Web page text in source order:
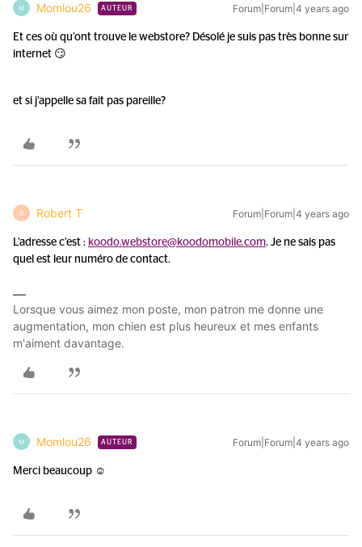
M Momlou26 AUTEUR Forum|Forum|4 years ago
Et ces où qu’ont trouve le webstore? Désolé je suis pas très bonne sur
internet 😏
et si j’appelle sa fait pas pareille?
R Robert T Forum|Forum|4 years ago
L’adresse c’est : koodo.webstore@koodomobile.com. Je ne sais pas
quel est leur numéro de contact.
Lorsque vous aimez mon poste, mon patron me donne une
augmentation, mon chien est plus heureux et mes enfants
m'aiment davantage.
M Momlou26 AUTEUR Forum|Forum|4 years ago
Merci beaucoup ☺️